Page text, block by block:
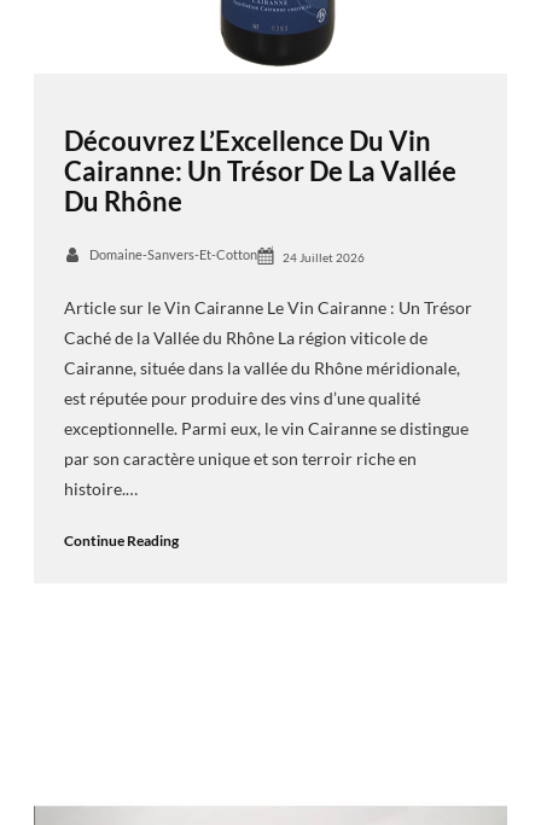
Découvrez L’Excellence Du Vin
Cairanne: Un Trésor De La Vallée
Du Rhône
Domaine-Sanvers-Et-Cotton 24 Juillet 2026
Article sur le Vin Cairanne Le Vin Cairanne : Un Trésor
Caché de la Vallée du Rhône La région viticole de
Cairanne, située dans la vallée du Rhône méridionale,
est réputée pour produire des vins d’une qualité
exceptionnelle. Parmi eux, le vin Cairanne se distingue
par son caractère unique et son terroir riche en
histoire.…
Continue Reading